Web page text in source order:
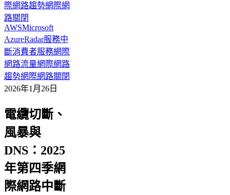
際網路趨勢網際網
路關閉
AWSMicrosoft
AzureRadar服務中
斷消費者服務網際
網路流量網際網路
趨勢網際網路關閉
2026年1月26日
電纜切斷、
風暴與
DNS：2025
年第四季網
際網路中斷